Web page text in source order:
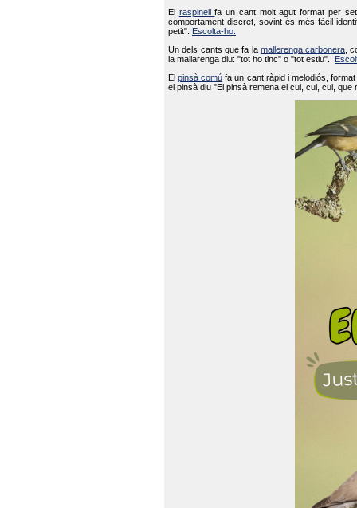
El raspinellfa un cant molt agut format per
comportament discret, sovint és més fàcil
petit".
Escolta-ho.
Un dels cants que fa la mallerenga carbonera ,
la mallarenga diu: "tot ho tinc" o "tot estiu".
Elpinsà comú fa un cant ràpid i melodiós,
el pinsà diu "El pinsà remena el cul, cul, cul,